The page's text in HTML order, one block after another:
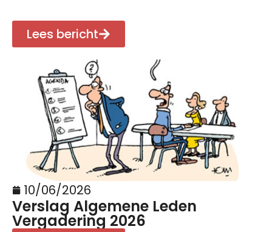
Lees bericht
10/06/2026
Verslag Algemene Leden
Vergadering 2026